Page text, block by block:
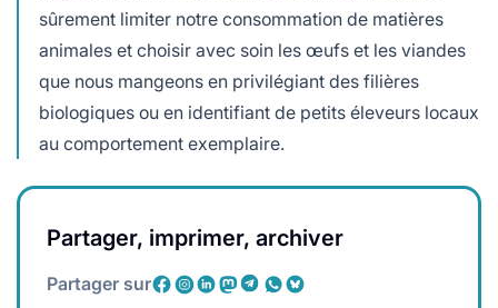
sûrement limiter notre consommation de matières
animales et choisir avec soin les œufs et les viandes
que nous mangeons en privilégiant des filières
biologiques ou en identifiant de petits éleveurs locaux
au comportement exemplaire.
Partager, imprimer, archiver
Partager sur